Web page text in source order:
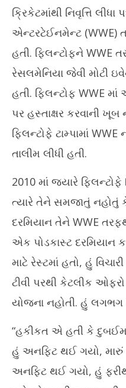
ઈંગ્લેન્ડનો આ ભૂતપૂર્વ ખેલાડી
6,
2025
ક્રિકેટમાંથી નિવૃત્તિ
એન્ટરટેઈનમેન્ટ (WWE)
હતી. ફ્લિન્ટોફને WWE
રેસલમેનિયા જેવી મોટી
હતી. ફ્લિન્ટોફ WWE માં
પર હસ્તાક્ષર કરવાની
ફ્લિન્ટોફે ટામ્પામાં WWE
તાલીમ લીધી હતી.
2010 માં જ્યારે ફ્લિન્ટોફે
ત્યારે તેને સમજાતું
દરમિયાન તેને WWE
એક પોડકાસ્ટ દરમિયાન
માટે રેસ્ટમાં હતો, હું
ટીવી પરથી કેટલીક
યોજના નહોતી. હું લગભગ
“હકીકત એ હતી કે
હું અનફિટ થઈ ગયો,
અનફિટ થઈ ગયો, હું